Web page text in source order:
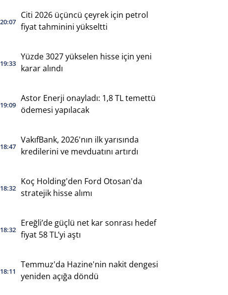
20:07
Citi 2026 üçüncü çeyrek için petrol
fiyat tahminini yükseltti
19:33
Yüzde 3027 yükselen hisse için yeni
karar alındı
19:09
Astor Enerji onayladı: 1,8 TL temettü
ödemesi yapılacak
18:47
VakıfBank, 2026'nın ilk yarısında
kredilerini ve mevduatını artırdı
18:32
Koç Holding'den Ford Otosan'da
stratejik hisse alımı
18:32
Ereğli’de güçlü net kar sonrası hedef
fiyat 58 TL’yi aştı
18:11
Temmuz'da Hazine'nin nakit dengesi
yeniden açığa döndü